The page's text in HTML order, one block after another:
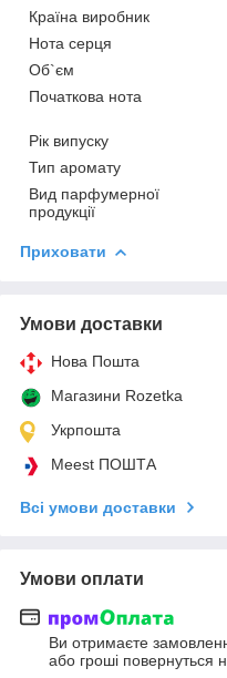
Країна виробник
Нота серця
Об`єм
Початкова нота
Рік випуску
Тип аромату
Вид парфумерної
продукції
Приховати
Умови доставки
Нова Пошта
Магазини Rozetka
Укрпошта
Meest ПОШТА
Всі умови доставки
Умови оплати
Ви отримаєте
або гроші повернуться